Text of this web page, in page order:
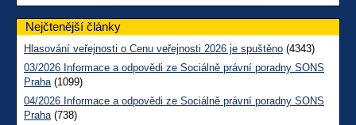
Nejčtenější články
Hlasování veřejnosti o Cenu veřejnosti 2026 je spuštěno (4343)
03/2026 Informace a odpovědi ze Sociálně právní poradny SONS
Praha(1099)
04/2026 Informace a odpovědi ze Sociálně právní poradny SONS
Praha(738)